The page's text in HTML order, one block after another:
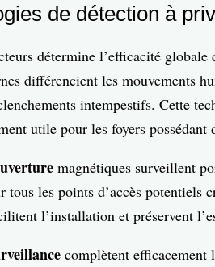
de détection à
détermine l’efficacité
différencient les mouvements
intempestifs. Cette
utile pour les foyers possédant
magnétiques surveillent
les points d’accès potentiels
l’installation et préservent
complètent efficacement